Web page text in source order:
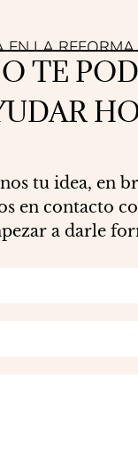
EN LA REFORMA
TE
tu idea, en
en contacto
a darle